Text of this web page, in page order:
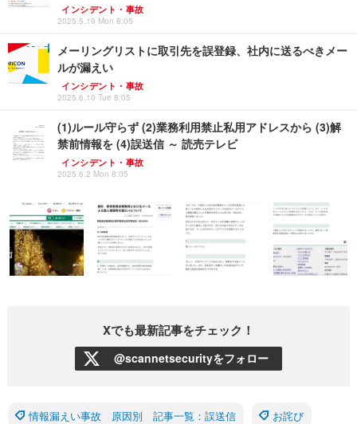
インシデント・事故
2025.5.19 Mon 8:05
メーリングリストに取引先を誤登録、社内に送るべきメー
ルが漏えい
インシデント・事故
2025.6.10 Tue 8:05
(1)ルール守らず (2)業務利用禁止私用アドレスから (3)解
禁前情報を (4)誤送信 ～ 読売テレビ
インシデント・事故
2025.6.2 Mon 8:05
Xでも最新記事をチェック！
@scannetsecurityをフォロー
情報漏えい事故 原因別 記事一覧：誤送信 お詫び